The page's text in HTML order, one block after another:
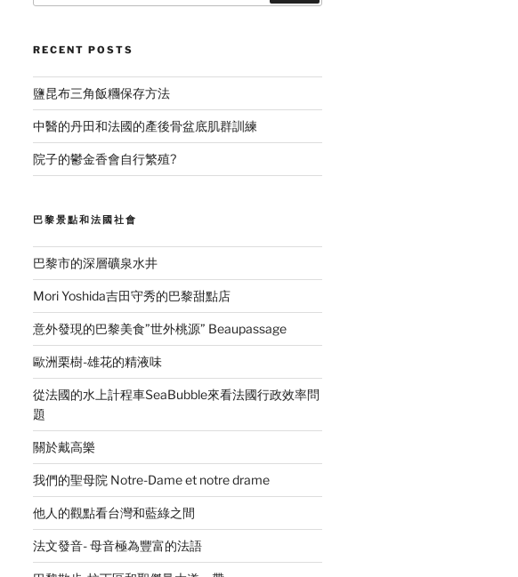
RECENT POSTS
鹽昆布三角飯糰保存方法
中醫的丹田和法國的產後骨盆底肌群訓練
院子的鬱金香會自行繁殖?
巴黎景點和法國社會
巴黎市的深層礦泉水井
Mori Yoshida吉田守秀的巴黎甜點店
意外發現的巴黎美食”世外桃源” Beaupassage
歐洲栗樹-雄花的精液味
從法國的水上計程車SeaBubble來看法國行政效率問
題
關於戴高樂
我們的聖母院 Notre-Dame et notre drame
他人的觀點看台灣和藍綠之間
法文發音- 母音極為豐富的法語